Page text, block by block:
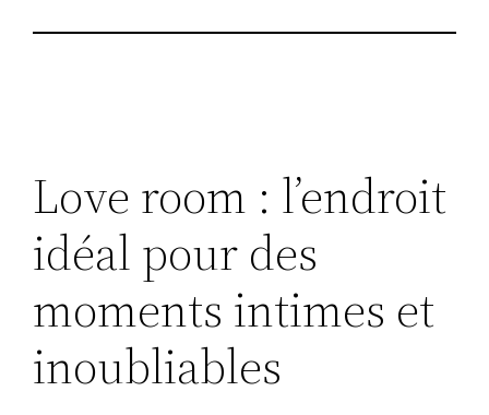
Love room : l’endroit
idéal pour des
moments intimes et
inoubliables